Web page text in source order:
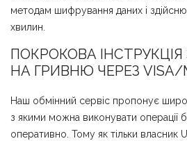
методам шифрування даних і
хвилин.
ПОКРОКОВА ІНСТРУКЦІЯ
НА ГРИВНЮ ЧЕРЕЗ VISA/
Наш обмінний сервіс пропонує
з якими можна виконувати операції
оперативно. Тому як тільки власник